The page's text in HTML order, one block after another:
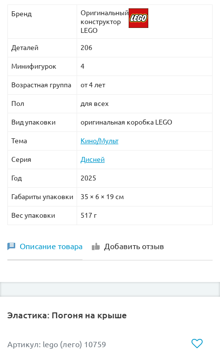
Размеры основных конструкций набора в собранном
автофургон RV - 14х7х10 см;
знак парковки - 13х3х13 см.
Конструктор Лего 10769 с героями из мультфильма
«История игрушек 4» подарит приятные впечатления
Бренд
Оригинальный
конструктор
LEGO
Деталей 206
Минифигурок 4
Возрастная группа от 4 лет
Пол для всех
Вид упаковки оригинальная коробка LEGO
Тема Кино/Мульт
Серия Дисней
Год 2025
Габариты упаковки 35 × 6 × 19 см
Вес упаковки 517 г
Описание товара Добавить отзыв
Эластика: Погоня на крыше
Артикул: lego (лего) 10759